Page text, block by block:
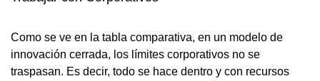
Como se ve en la tabla comparativa, en un modelo de
innovación cerrada, los límites corporativos no se
traspasan. Es decir, todo se hace dentro y con recursos